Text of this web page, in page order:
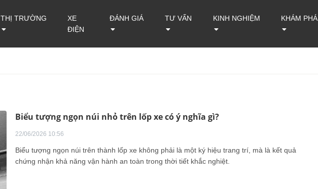
THỊ TRƯỜNG
XE
ĐIỆN
ĐÁNH GIÁ TƯ VẤN KINH NGHIỆM KHÁM PHÁ
Biểu tượng ngọn núi nhỏ trên lốp xe có ý nghĩa gì?
22/06/2026 10:56
Biểu tượng ngọn núi trên thành lốp xe không phải là một ký hiệu trang trí, mà là kết quả
chứng nhận khả năng vận hành an toàn trong thời tiết khắc nghiệt.